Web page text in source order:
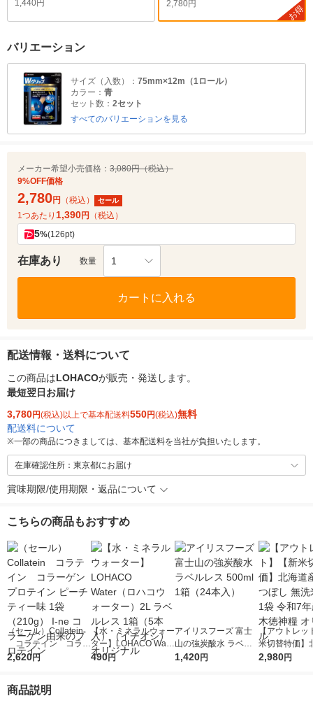
1,440円
2,780円
お得
バリエーション
サイズ（入数）： 75mm×12m（1ロール）
カラー： 青
セット数： 2セット
すべてのバリエーションを見る
メーカー希望小売価格： 3,080円（税込）
9%OFF価格
2,780円 （税込） セール
1つあたり 1,390円 （税込）
5%(126pt)
在庫あり 数量 1
カートに入れる
配送情報・送料について
この商品はLOHACOが販売・発送します。
最短翌日お届け
3,780円(税込)以上で基本配送料550円(税込)無料
配送料について
※一部の商品につきましては、基本配送料を当社が負担いたします。
在庫確認住所：東京都にお届け
賞味期限/使用期限・返品について
こちらの商品もおすすめ
（セール）Collatein
コラテイン コラー
ゲンプロテイン ピー
来のプロテイン
2,620円
【水・ミネラルウォー
ター】LOHACO Wate
r（ロハコウォータ
490円
アイリスフーズ 富士
山の強炭酸水 ラベル
レス 500ml 1箱（24
1,420円
【アウトレッ
米切替特価】
ななつぼし 無
2,980円
商品説明